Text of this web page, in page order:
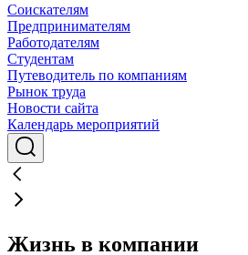
Соискателям
Предпринимателям
Работодателям
Студентам
Путеводитель по компаниям
Рынок труда
Новости сайта
Календарь мероприятий
Жизнь в компании